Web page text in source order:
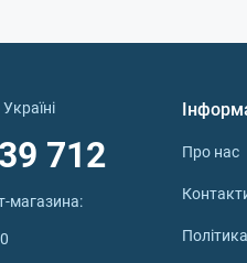
712
Про нас